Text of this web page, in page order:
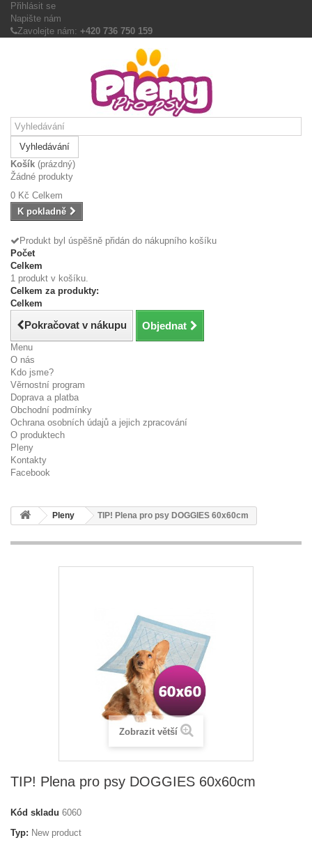
Přihlásit se
Napište nám
Zavolejte nám: +420 736 750 159
Vyhledávání
Košík (prázdný)
Žádné produkty
0 Kč Celkem
K pokladně
Produkt byl úspěšně přidán do nákupního košíku
Počet
Celkem
1 produkt v košíku.
Celkem za produkty:
Celkem
Pokračovat v nákupu Objednat
Menu
O nás
Kdo jsme?
Věrnostní program
Doprava a platba
Obchodní podmínky
Ochrana osobních údajů a jejich zpracování
O produktech
Pleny
Kontakty
Facebook
Pleny TIP! Plena pro psy DOGGIES 60x60cm
Zobrazit větší
TIP! Plena pro psy DOGGIES 60x60cm
Kód skladu 6060
Typ: New product